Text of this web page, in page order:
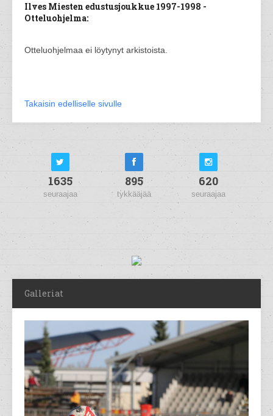
Ilves Miesten edustusjoukkue 1997-1998 -
Otteluohjelma:
Otteluohjelmaa ei löytynyt arkistoista.
Takaisin edelliselle sivulle
1635
seuraajaa
895
tykkääjää
620
seuraajaa
Galleriat